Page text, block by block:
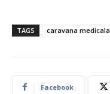
TAGS caravana medicala
Facebook